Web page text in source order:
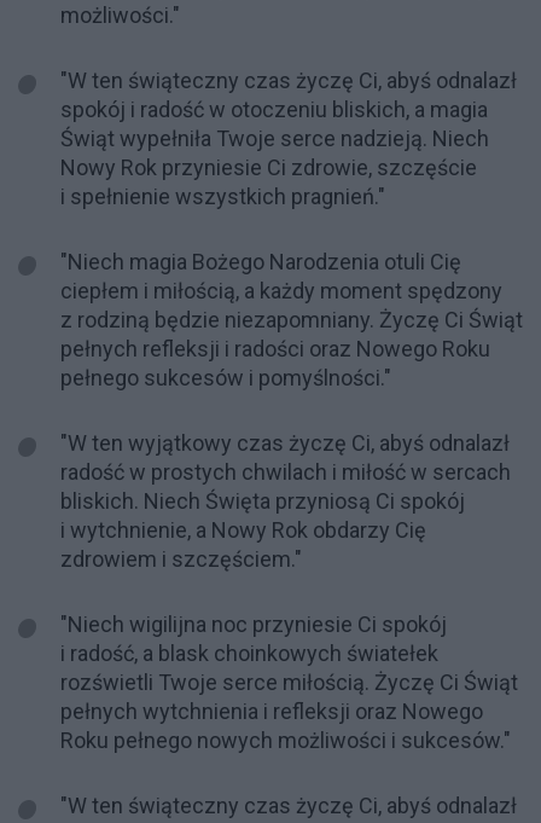
możliwości."
"W ten świąteczny czas życzę Ci, abyś odnalazł
spokój i radość w otoczeniu bliskich, a magia
Świąt wypełniła Twoje serce nadzieją. Niech
Nowy Rok przyniesie Ci zdrowie, szczęście
i spełnienie wszystkich pragnień."
"Niech magia Bożego Narodzenia otuli Cię
ciepłem i miłością, a każdy moment spędzony
z rodziną będzie niezapomniany. Życzę Ci Świąt
pełnych refleksji i radości oraz Nowego Roku
pełnego sukcesów i pomyślności."
"W ten wyjątkowy czas życzę Ci, abyś odnalazł
radość w prostych chwilach i miłość w sercach
bliskich. Niech Święta przyniosą Ci spokój
i wytchnienie, a Nowy Rok obdarzy Cię
zdrowiem i szczęściem."
"Niech wigilijna noc przyniesie Ci spokój
i radość, a blask choinkowych światełek
rozświetli Twoje serce miłością. Życzę Ci Świąt
pełnych wytchnienia i refleksji oraz Nowego
Roku pełnego nowych możliwości i sukcesów."
"W ten świąteczny czas życzę Ci, abyś odnalazł